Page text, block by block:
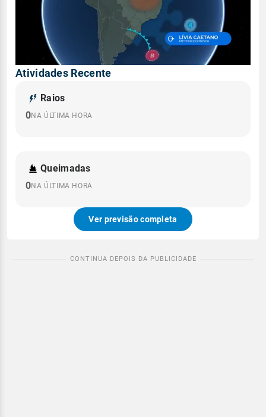
Atividades Recente
Raios
0NA ÚLTIMA HORA
Queimadas
0NA ÚLTIMA HORA
Ver previsão completa